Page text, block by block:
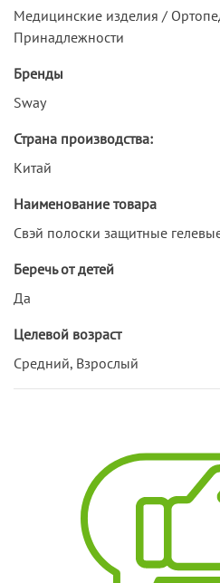
Медицинские изделия /
Принадлежности
Бренды
Sway
Страна производства:
Китай
Наименование товара
Свэй полоски защитные
Беречь от детей
Да
Целевой возраст
Средний, Взрослый